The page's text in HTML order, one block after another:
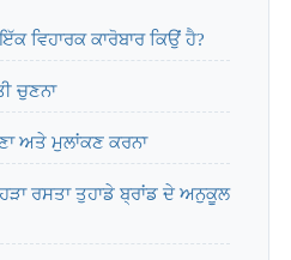
ਵਿਹਾਰਕ ਕਾਰੋਬਾਰ ਕਿਉਂ ਹੈ?
ਚੁਣਨਾ
ਅਤੇ ਮੁਲਾਂਕਣ ਕਰਨਾ
ਰਸਤਾ ਤੁਹਾਡੇ ਬ੍ਰਾਂਡ ਦੇ ਅਨੁਕੂਲ